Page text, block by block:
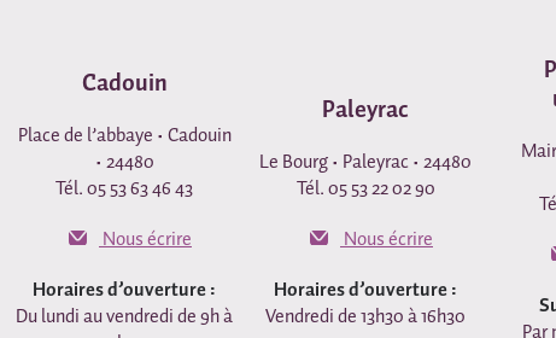
Cadouin
Place de l’abbaye • Cadouin
• 24480
Tél. 05 53 63 46 43
Nous écrire
Horaires d’ouverture :
Du lundi au vendredi de 9h à
Paleyrac
Le Bourg • Paleyrac • 24480
Tél. 05 53 22 02 90
Nous écrire
Horaires d’ouverture :
Vendredi de 13h30 à 16h30
Par